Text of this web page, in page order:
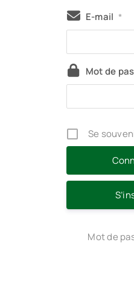
E-mail *
Mot de
Se
Mot de